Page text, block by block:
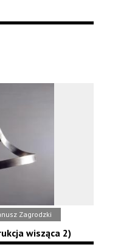
Zagrodzki
wisząca 2)